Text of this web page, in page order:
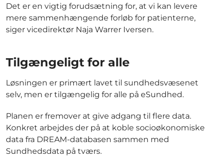
Det er en vigtig forudsætning for, at vi kan levere
mere sammenhængende forløb for patienterne,
siger vicedirektør Naja Warrer Iversen.
Tilgængeligt for alle
Løsningen er primært lavet til sundhedsvæsenet
selv, men er tilgængelig for alle på eSundhed.
Planen er fremover at give adgang til flere data.
Konkret arbejdes der på at koble socioøkonomiske
data fra DREAM-databasen sammen med
Sundhedsdata på tværs.